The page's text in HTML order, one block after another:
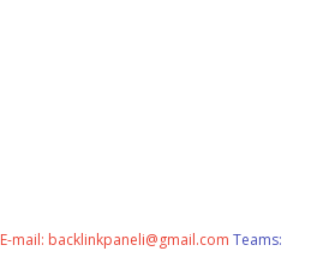
E-mail: backlinkpaneli@gmail.com Teams: